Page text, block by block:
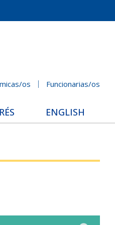
os Funcionarias/os
ENGLISH